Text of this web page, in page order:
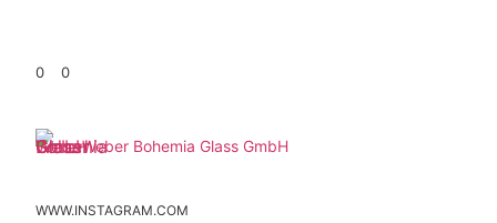
0 0
Weber Bohemia Glass GmbH
WWW.INSTAGRAM.COM